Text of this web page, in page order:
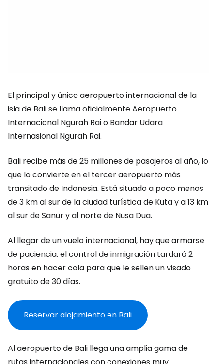
El principal y único aeropuerto internacional de la
isla de Bali se llama oficialmente Aeropuerto
Internacional Ngurah Rai o Bandar Udara
Internasional Ngurah Rai.
Bali recibe más de 25 millones de pasajeros al año, lo
que lo convierte en el tercer aeropuerto más
transitado de Indonesia. Está situado a poco menos
de 3 km al sur de la ciudad turística de Kuta y a 13 km
al sur de Sanur y al norte de Nusa Dua.
Al llegar de un vuelo internacional, hay que armarse
de paciencia: el control de inmigración tardará 2
horas en hacer cola para que le sellen un visado
gratuito de 30 días.
Reservar alojamiento en Bali
Al aeropuerto de Bali llega una amplia gama de